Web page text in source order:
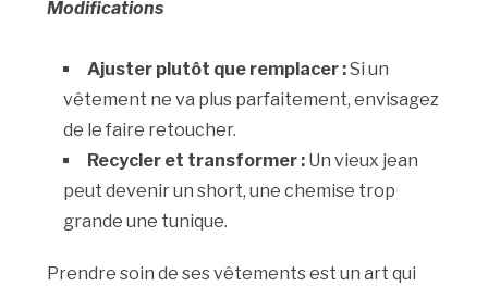
Modifications
Ajuster plutôt que remplacer :Si un
vêtement ne va plus parfaitement, envisagez
de le faire retoucher.
Recycler et transformer : Un vieux jean
peut devenir un short, une chemise trop
grande une tunique.
Prendre soin de ses vêtements est un art qui